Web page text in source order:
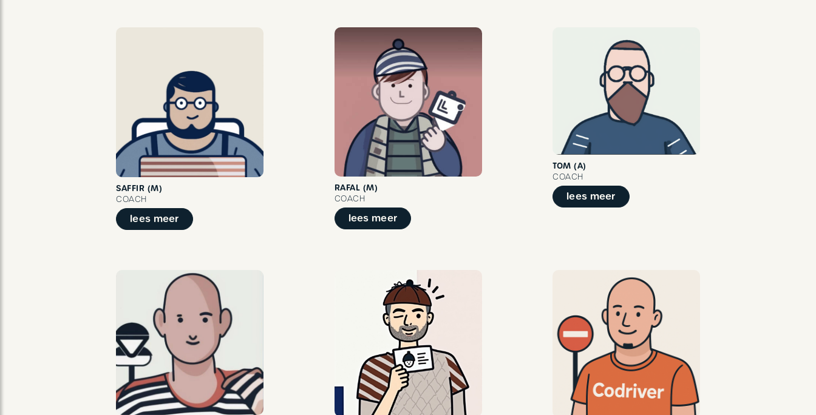
SAFFIR (M)
COACH
lees meer
RAFAL (M)
COACH
lees meer
TOM (A)
COACH
lees meer